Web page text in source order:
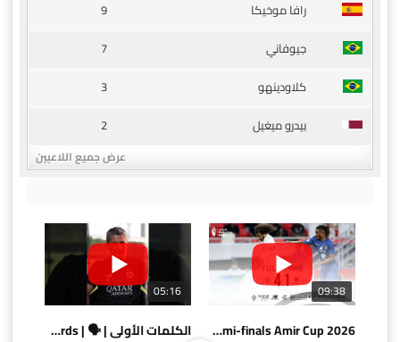
رافا موخيكا
9
جيوفاني
7
كلاودينهو
3
بيدرو ميغيل
2
عرض جميع اللاعبين
05:16
الكلمات الأولى | 🗣 | First words
09:38
AlSadd 4/1 AlDuhail - Semi-finals Amir Cup 2026 #السد/ الدحيل